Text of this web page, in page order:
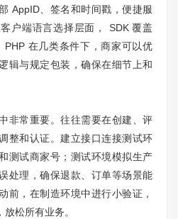
AppID、签名和时间戳，便捷服
户端语言选择层面， SDK 覆盖
PHP 在几类条件下，商家可以优
辑与规定包装，确保在细节上和
常重要。往往需要在创建、评
整和认证。建立接口连接测试环
测试商家号；测试环境模拟生产
处理，确保退款、订单等场景能
前，在制造环境中进行小验证，
松所有业务。